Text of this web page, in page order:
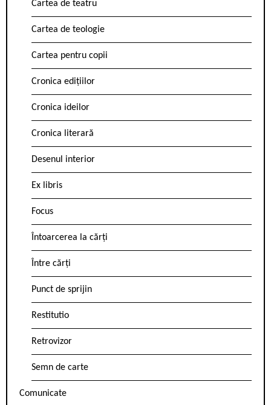
Cartea de teatru
Cartea de teologie
Cartea pentru copii
Cronica edițiilor
Cronica ideilor
Cronica literară
Desenul interior
Ex libris
Focus
Întoarcerea la cărți
Între cărți
Punct de sprijin
Restitutio
Retrovizor
Semn de carte
Comunicate